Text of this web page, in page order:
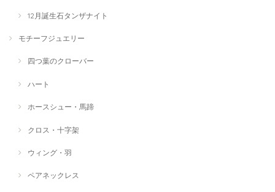
12月誕生石タンザナイト
モチーフジュエリー
四つ葉のクローバー
ハート
ホースシュー・馬蹄
クロス・十字架
ウィング・羽
ペアネックレス